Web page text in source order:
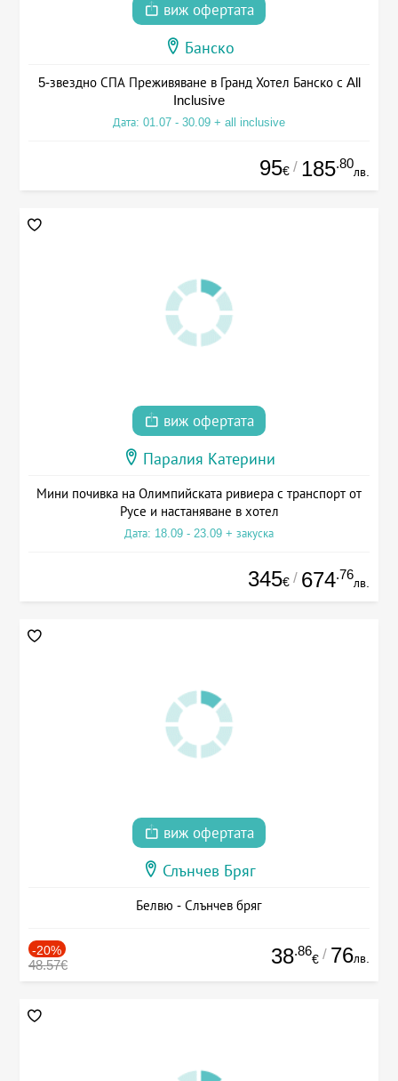
виж офертата
Банско
5-звездно СПА Преживяване в Гранд Хотел Банско с All
Inclusive
Дата: 01.07 - 30.09 + all inclusive
95€ / 185.80
лв.
виж офертата
Паралия Катерини
Мини почивка на Олимпийската ривиера с транспорт от
Русе и настаняване в хотел
Дата: 18.09 - 23.09 + закуска
345€ / 674.76
лв.
виж офертата
Слънчев Бряг
Белвю - Слънчев бряг
-20%
48.57€ 38.86
€ / 76лв.